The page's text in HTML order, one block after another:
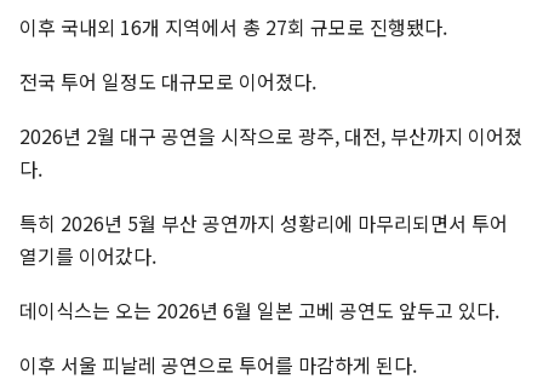
이후 국내외 16개 지역에서 총 27회 규모로 진행됐다.
전국 투어 일정도 대규모로 이어졌다.
2026년 2월 대구 공연을 시작으로 광주, 대전, 부산까지 이어졌
다.
특히 2026년 5월 부산 공연까지 성황리에 마무리되면서 투어
열기를 이어갔다.
데이식스는 오는 2026년 6월 일본 고베 공연도 앞두고 있다.
이후 서울 피날레 공연으로 투어를 마감하게 된다.